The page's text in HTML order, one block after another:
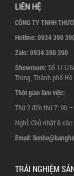
LIÊN HỆ
CÔNG TY TNHH
Hotline: 0934 390
Zalo: 0934 390 390
Showroom: Số 111/
Trung, Thành phố
Thời gian làm việc:
Thứ 2 đến thứ 7: 9h
Nghỉ: Chủ nhật &
Email:
TRẢI NGHIỆM